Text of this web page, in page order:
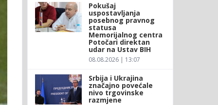
Pokušaj
uspostavljanja
posebnog pravnog
statusa
Memorijalnog centra
Potočari direktan
udar na Ustav BIH
08.08.2026 | 13:07
Srbija i Ukrajina
značajno povećale
nivo trgovinske
razmjene